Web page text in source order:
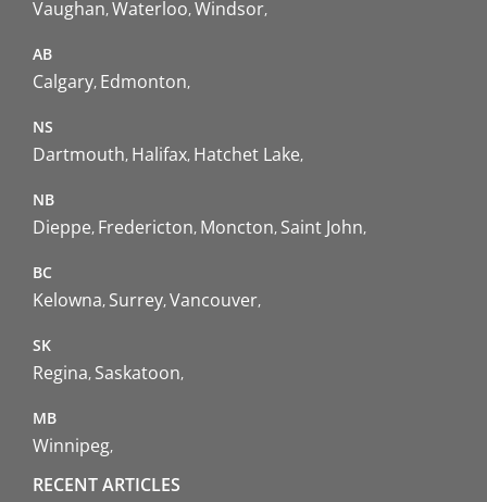
Vaughan Waterloo Windsor
AB
Calgary Edmonton
NS
Dartmouth Halifax Hatchet Lake
NB
Dieppe Fredericton Moncton Saint John
BC
Kelowna Surrey Vancouver
SK
Regina Saskatoon
MB
Winnipeg
RECENT ARTICLES